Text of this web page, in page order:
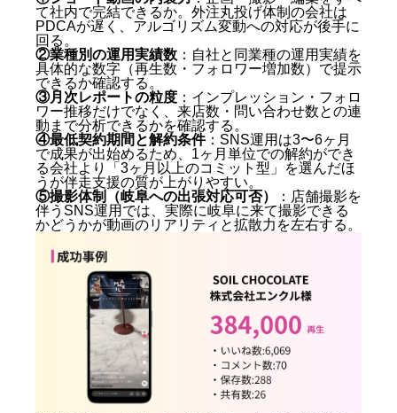
て社内で完結できるか。外注丸投げ体制の会社は
PDCAが遅く、アルゴリズム変動への対応が後手に
回る。
②業種別の運用実績数 ：自社と同業種の運用実績を
具体的な数字（再生数・フォロワー増加数）で提示
できるか確認する。
③月次レポートの粒度 ：インプレッション・フォロ
ワー推移だけでなく、来店数・問い合わせ数との連
動まで分析できるかを確認する。
④最低契約期間と解約条件：SNS運用は3〜6ヶ月
で成果が出始めるため、1ヶ月単位での解約ができ
る会社より「3ヶ月以上のコミット型」を選んだほ
うが伴走支援の質が上がりやすい。
⑤撮影体制（岐阜への出張対応可否）
：店舗撮影を
伴うSNS運用では、実際に岐阜に来て撮影できる
かどうかが動画のリアリティと拡散力を左右する。